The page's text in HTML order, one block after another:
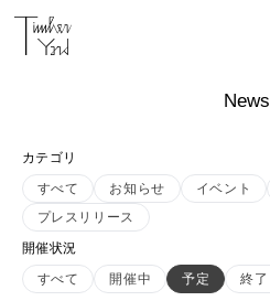
News
カテゴリ
すべて
お知らせ イベント
プレスリリース
開催状況
すべて
開催中 予定
終了